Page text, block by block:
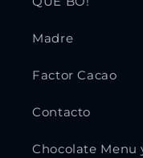
Madre
Factor Cacao
Contacto
Chocolate Menu